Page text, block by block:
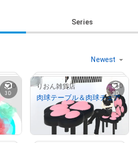
にも、見守ってくださってる皆さま
いたします✨🐇🌈
Translate(AI)
Series
3D
0
3D
りおん雑貨店 0
肉球テーブル＆肉球チェア
3,000 $19.01)
Primary Sale